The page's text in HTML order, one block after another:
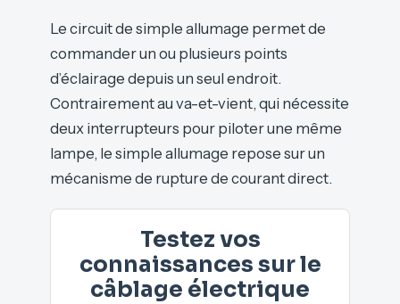
Le circuit de simple allumage permet de
commander un ou plusieurs points
d’éclairage depuis un seul endroit.
Contrairement au va-et-vient, qui nécessite
deux interrupteurs pour piloter une même
lampe, le simple allumage repose sur un
mécanisme de rupture de courant direct.
Testez vos
connaissances sur le
câblage électrique